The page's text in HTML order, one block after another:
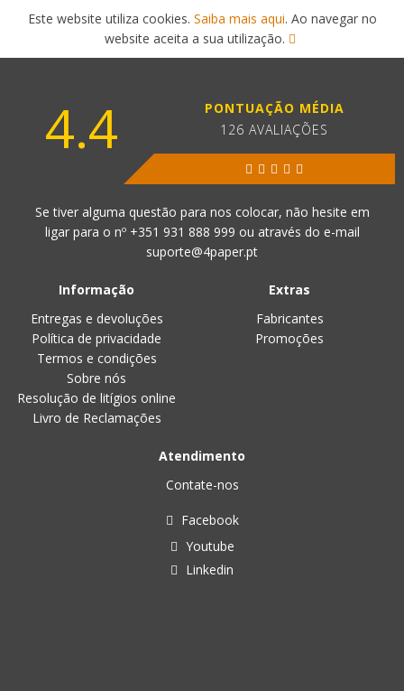
Este website utiliza cookies. Saiba mais aqui. Ao navegar no
website aceita a sua utilização.
4.4
PONTUAÇÃO MÉDIA
126 AVALIAÇÕES
Se tiver alguma questão para nos colocar, não hesite em
ligar para o nº +351 931 888 999 ou através do e-mail
suporte@4paper.pt
Informação
Entregas e devoluções
Política de privacidade
Termos e condições
Sobre nós
Resolução de litígios online
Livro de Reclamações
Extras
Fabricantes
Promoções
Atendimento
Contate-nos
Facebook
Youtube
Linkedin